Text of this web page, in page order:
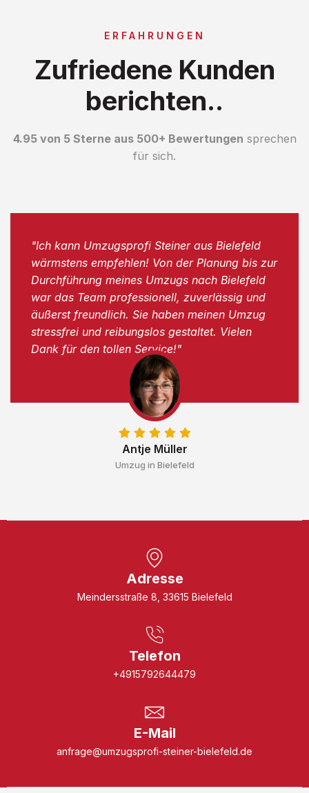
ERFAHRUNGEN
Zufriedene Kunden
berichten..
4.95 von 5 Sterne aus 500+ Bewertungen sprechen
für sich.
Antje Müller
Umzug in Bielefeld
"Ich kann Umzugsprofi Steiner aus Bielefeld
wärmstens empfehlen! Von der Planung bis zur
Durchführung meines Umzugs nach Bielefeld
war das Team professionell, zuverlässig und
äußerst freundlich. Sie haben meinen Umzug
stressfrei und reibungslos gestaltet. Vielen
Dank für den tollen Service!"
Adresse
Meindersstraße 8, 33615 Bielefeld
Telefon
+4915792644479
E-Mail
anfrage@umzugsprofi-steiner-bielefeld.de